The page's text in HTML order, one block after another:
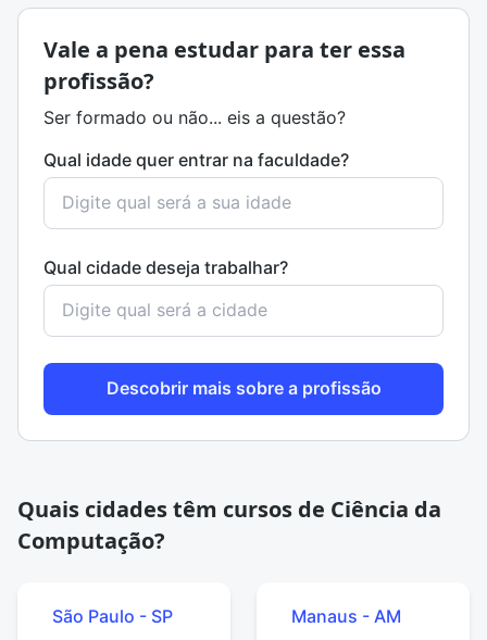
Vale a pena estudar para ter essa
profissão?
Ser formado ou não... eis a questão?
Qual idade quer entrar na faculdade?
Qual cidade deseja trabalhar?
Descobrir mais sobre a profissão
Quais cidades têm cursos de Ciência da
Computação?
São Paulo - SP Manaus - AM